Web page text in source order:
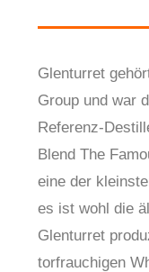
Glenturret
Group und war
Referenz-
Blend The
eine der
es ist wohl die
Glenturret
torfrauchigen